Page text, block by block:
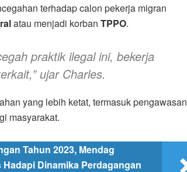
terhadap calon pekerja migran
atau menjadi korban TPPO.
praktik ilegal ini, bekerja
ujar Charles.
yang lebih ketat, termasuk pengawasan
masyarakat.
Tahun 2023, Mendag
Dinamika Perdagangan